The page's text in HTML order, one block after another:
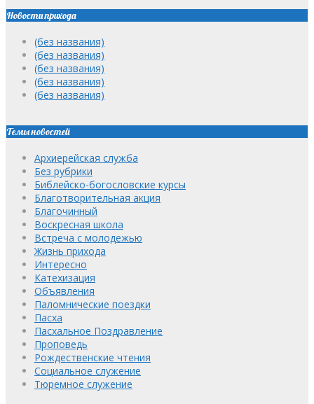
Новости прихода
(без названия)
(без названия)
(без названия)
(без названия)
(без названия)
Темы новостей
Архиерейская служба
Без рубрики
Библейско-богословские курсы
Благотворительная акция
Благочинный
Воскресная школа
Встреча с молодежью
Жизнь прихода
Интересно
Катехизация
Объявления
Паломнические поездки
Пасха
Пасхальное Поздравление
Проповедь
Рождественские чтения
Социальное служение
Тюремное служение